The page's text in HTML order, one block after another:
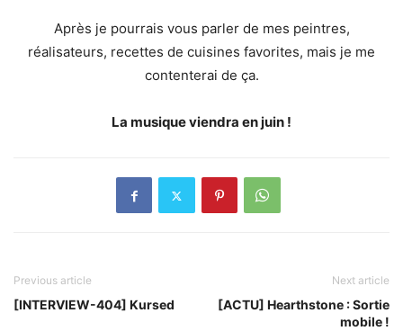
Après je pourrais vous parler de mes peintres,
réalisateurs, recettes de cuisines favorites, mais je me
contenterai de ça.
La musique viendra en juin !
Previous article
[INTERVIEW-404] Kursed
Next article
[ACTU] Hearthstone : Sortie
mobile !